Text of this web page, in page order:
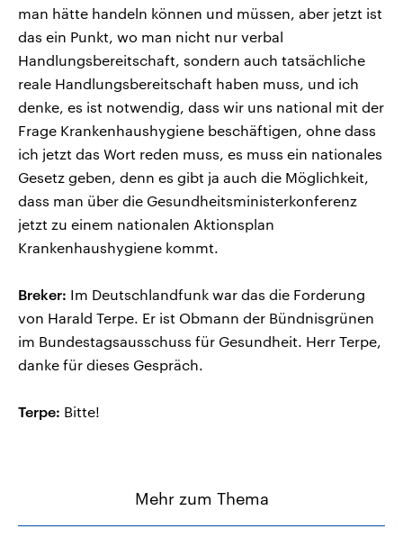
man hätte handeln können und müssen, aber jetzt ist
das ein Punkt, wo man nicht nur verbal
Handlungsbereitschaft, sondern auch tatsächliche
reale Handlungsbereitschaft haben muss, und ich
denke, es ist notwendig, dass wir uns national mit der
Frage Krankenhaushygiene beschäftigen, ohne dass
ich jetzt das Wort reden muss, es muss ein nationales
Gesetz geben, denn es gibt ja auch die Möglichkeit,
dass man über die Gesundheitsministerkonferenz
jetzt zu einem nationalen Aktionsplan
Krankenhaushygiene kommt.
Breker: Im Deutschlandfunk war das die Forderung
von Harald Terpe. Er ist Obmann der Bündnisgrünen
im Bundestagsausschuss für Gesundheit. Herr Terpe,
danke für dieses Gespräch.
Terpe: Bitte!
Mehr zum Thema